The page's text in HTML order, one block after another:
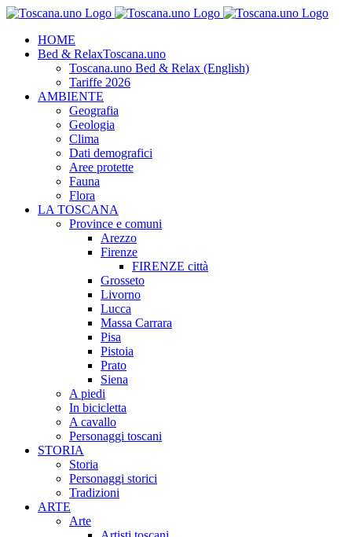
Salta
contenutoHOME
Bed & RelaxToscana.uno
Toscana.uno Bed & Relax (English)
Tariffe 2026
AMBIENTE
Geografia
Geologia
Clima
Dati demografici
Aree protette
Fauna
Flora
LA TOSCANA
Province e comuni
Arezzo
Firenze
FIRENZE città
Grosseto
Livorno
Lucca
Massa Carrara
Pisa
Pistoia
Prato
Siena
A piedi
In bicicletta
A cavallo
Personaggi toscani
STORIA
Storia
Personaggi storici
Tradizioni
ARTE
Arte